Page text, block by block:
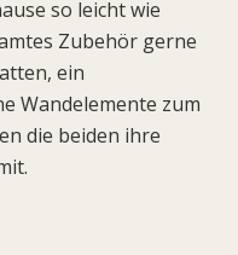
so leicht wie
Zubehör gerne
ein
Wandelemente zum
die beiden ihre